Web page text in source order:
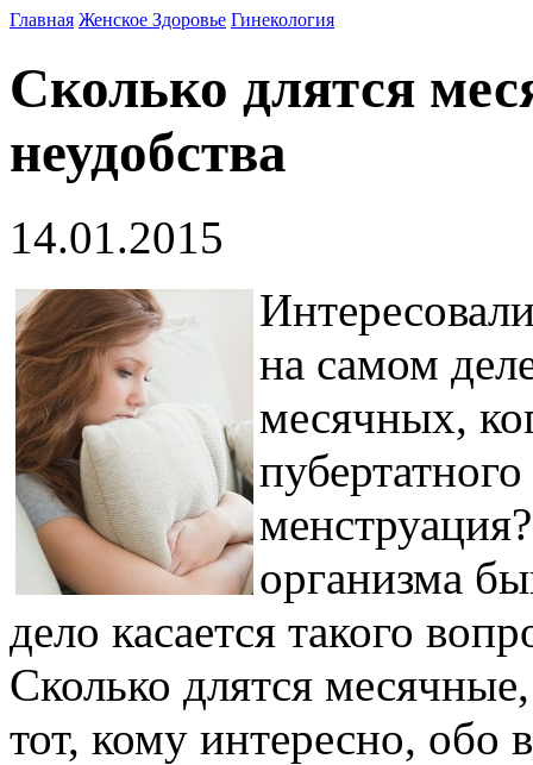
Главная Женское Здоровье Гинекология
Сколько длятся
неудобства
14.01.2015
на самом
месячных,
организма
дело касается такого
Сколько длятся
тот, кому интересно, обо